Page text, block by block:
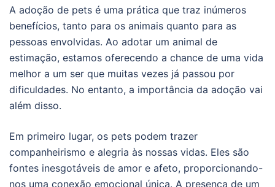
A adoção de pets é uma prática que traz inúmeros
benefícios, tanto para os animais quanto para as
pessoas envolvidas. Ao adotar um animal de
estimação, estamos oferecendo a chance de uma vida
melhor a um ser que muitas vezes já passou por
dificuldades. No entanto, a importância da adoção vai
além disso.
Em primeiro lugar, os pets podem trazer
companheirismo e alegria às nossas vidas. Eles são
fontes inesgotáveis de amor e afeto, proporcionando-
nos uma conexão emocional única. A presença de um